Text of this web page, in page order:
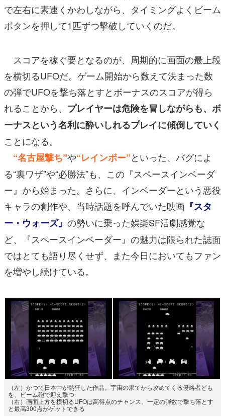
で左右に素速くかわしながら、タイミングよくビーム
ボタンを押して1匹ずつ撃破していくのだ。
スコアを稼ぐ要となるのが、周期的に画面の最上段
を横切るUFOだ。ゲーム開始から数えて決まった数
の弾でUFOを撃ち落とすとボーナスのスコアが得ら
れることから、 プレイヤーは危険を冒しながらも、ボ
ーナスという名利に酔いしれるプレイに傾倒していく
ことになる。
“名古屋撃ち”や“レインボー”といった、バグによ
る“裏ワザ”や“必勝法”も、この『スペースインベーダ
ー』から始まった。さらに、インベーダーという悪役
キャラの創作や、当時話題を呼んでいた映画 『スタ
ー・ウォーズ』 の勢いに乗った娯楽SF活劇感覚な
ど、『スペースインベーダー』の魅力は限られた誌面
ではとても語り尽くせず、また今日においてもファン
を増やし続けている。
（左）かつて日本中が熱狂した作品。宇宙の果てから攻めてくる侵略者ども
を、ビーム砲で迎え撃つ
（右）画面上方を横切るUFOは高得点のチャンス。一定の弾数で撃ち落とす
と最高300点がゲットできる